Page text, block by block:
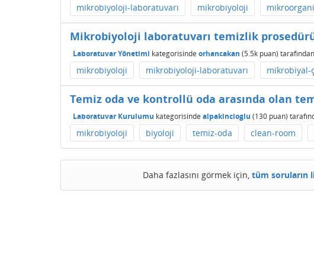
mikrobiyoloji-laboratuvarı mikrobiyoloji
Mikrobiyoloji laboratuvarı temizlik prosedürü
Laboratuvar Yönetimi kategorisinde orhancakan (5.5k puan) tarafından
mikrobiyoloji mikrobiyoloji-laboratuvarı mikrobiyal-
Temiz oda ve kontrollü oda arasında olan
Laboratuvar Kurulumu kategorisinde alpakincioglu (130 puan)
mikrobiyoloji biyoloji temiz-oda clean-room
Daha fazlasını görmek için, tüm soruların